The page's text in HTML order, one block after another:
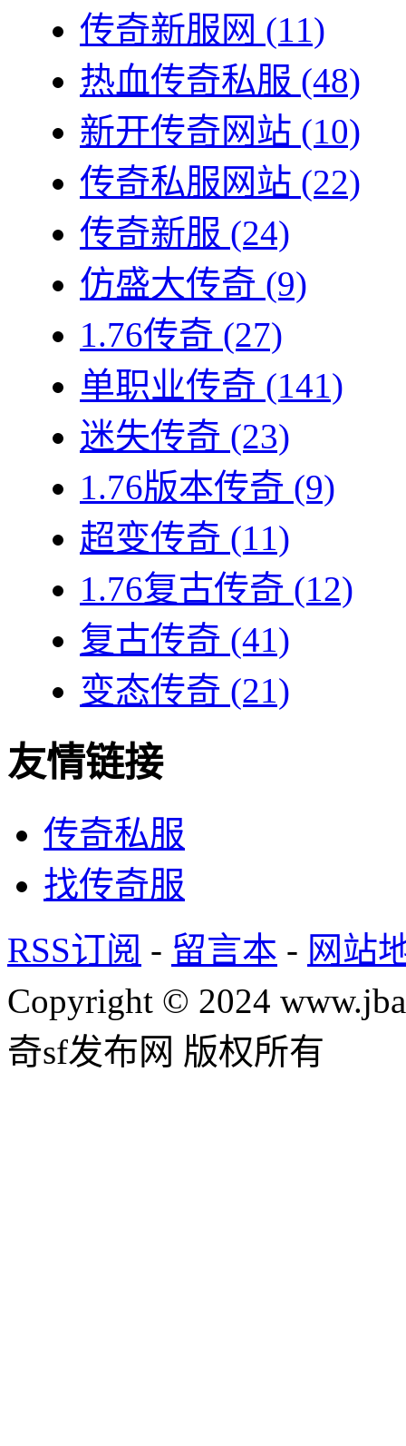
传奇新服网 (11)
热血传奇私服 (48)
新开传奇网站 (10)
传奇私服网站 (22)
传奇新服 (24)
仿盛大传奇 (9)
1.76传奇 (27)
单职业传奇 (141)
迷失传奇 (23)
1.76版本传奇 (9)
超变传奇 (11)
1.76复古传奇 (12)
复古传奇 (41)
变态传奇 (21)
友情链接
传奇私服
找传奇服
RSS订阅 - 留言本 - 网站
Copyright © 2024
奇sf发布网 版权所有